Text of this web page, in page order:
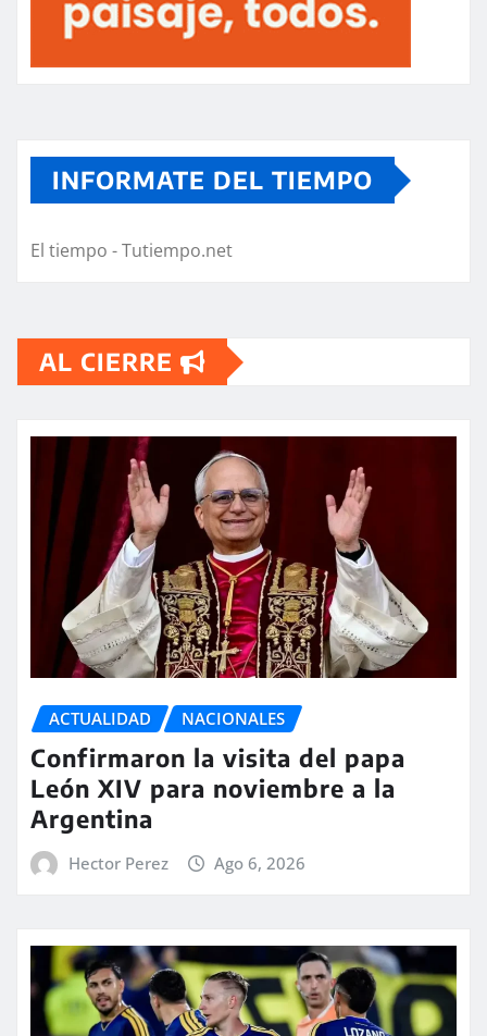
INFORMATE DEL TIEMPO
El tiempo - Tutiempo.net
AL CIERRE
ACTUALIDAD NACIONALES
Confirmaron la visita del papa
León XIV para noviembre a la
Argentina
Hector Perez Ago 6, 2026